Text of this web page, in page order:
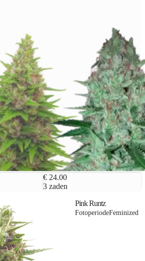
€ 24.00
3 zaden
Pink Runtz
FotoperiodeFeminized